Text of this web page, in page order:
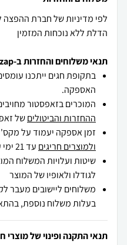
לפי מדיניות של חברת ההפצה
הדלת ללא נוכחות המזמין
תנאי משלוחים והחזרות ב-zap
בתקופת חגים ייתכנו
האספקה.
המוכרים בזאפסטור
ההחזרות והביטוליםשל זאפ
זמן אספקה יעמוד על מקס' 7 ימי עסקים מיום הזמנה,
ולמוצרים חריגים עד 21 ימי עסקים .
שיטות ועלויות המשלוח
לגודלו ולאופיו של המוצר
משלוחים ליישובים מעבר
בעלות משלוח נוספת,
תנאי התקנה ופינוי של מוצרי